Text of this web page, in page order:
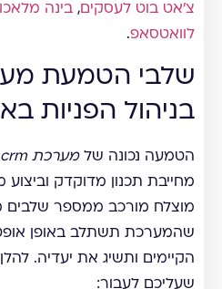
צ'אט בוט לעסקים, בינה
לוואטסאפ.
בניהול הפניות
הטמעה נכונה שלמערכת crm לניהול פניות
מחייבת תכנון מדוקדק
מוצלח מורכב ממספר שלבים
שהמערכת תשתלב באופן
הקיימים ותשיג את יעדיה.
שעליכם לעבור: